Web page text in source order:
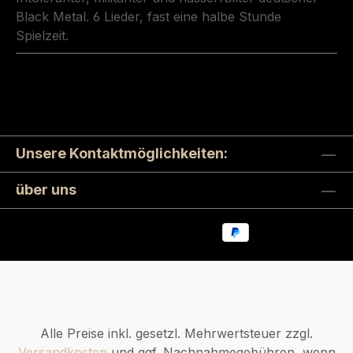
Black Metal. 6 Lieder, fast eine halbe Stunde
Spielzeit.
Unsere Kontaktmöglichkeiten:
über uns
Alle Preise inkl. gesetzl. Mehrwertsteuer zzgl.